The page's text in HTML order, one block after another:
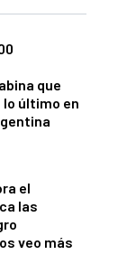
que
último en
el
las
veo más